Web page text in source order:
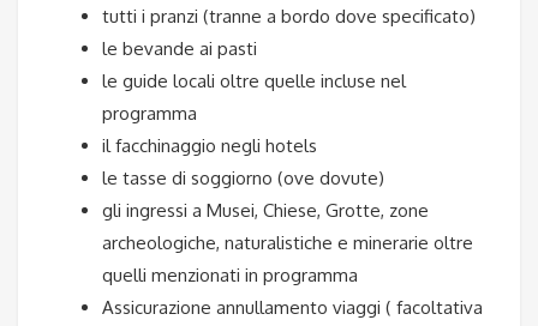
tutti i pranzi (tranne a bordo dove specificato)
le bevande ai pasti
le guide locali oltre quelle incluse nel
programma
il facchinaggio negli hotels
le tasse di soggiorno (ove dovute)
gli ingressi a Musei, Chiese, Grotte, zone
archeologiche, naturalistiche e minerarie oltre
quelli menzionati in programma
Assicurazione annullamento viaggi ( facoltativa